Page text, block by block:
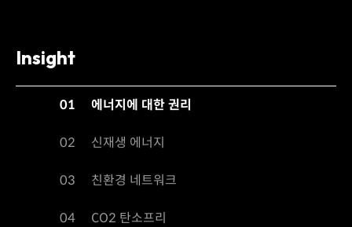
Insight
01 에너지에 대한 권리
02 신재생 에너지
03 친환경 네트워크
04 CO2 탄소프리